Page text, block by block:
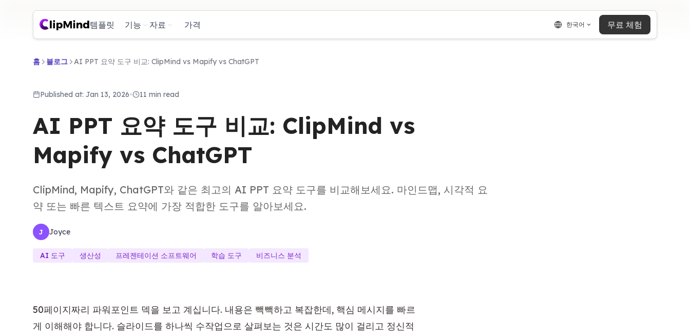
템플릿 기능 자료 가격 한국어 무료 체험
홈 블로그 AI PPT 요약 도구 비교: ClipMind vs Mapify vs ChatGPT
Published at: Jan 13, 2026• 11 min read
AI PPT 요약 도구 비교: ClipMind vs
Mapify vs ChatGPT
ClipMind, Mapify, ChatGPT와 같은 최고의 AI PPT 요약 도구를 비교해보세요. 마인드맵, 시각적 요
약 또는 빠른 텍스트 요약에 가장 적합한 도구를 알아보세요.
J Joyce
AI 도구 생산성 프레젠테이션 소프트웨어 학습 도구 비즈니스 분석
50페이지짜리 파워포인트 덱을 보고 계십니다. 내용은 빽빽하고 복잡한데, 핵심 메시지를 빠르
게 이해해야 합니다. 슬라이드를 하나씩 수작업으로 살펴보는 것은 시간도 많이 걸리고 정신적